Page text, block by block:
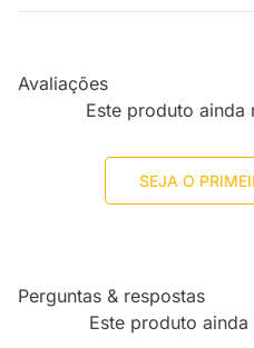
Avaliações
Este produto ainda
SEJA O
Perguntas & respostas
Este produto